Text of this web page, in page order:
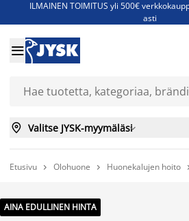
ILMAINEN TOIMITUS yli 500€
asti
Jenkkisänkyjä - Säästä

 Valitse JYSK-myymäläsi
Etusivu  Olohuone  Huonekalujen hoito
AINA EDULLINEN HINTA